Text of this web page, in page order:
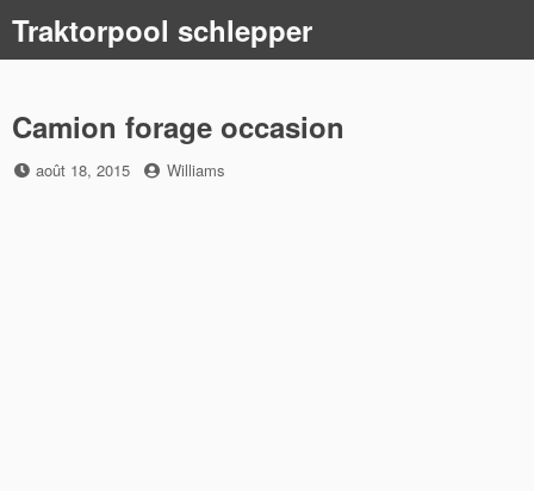
content
Traktorpool schlepper
Camion forage occasion
Posted
août 18, 2015 by
Williams